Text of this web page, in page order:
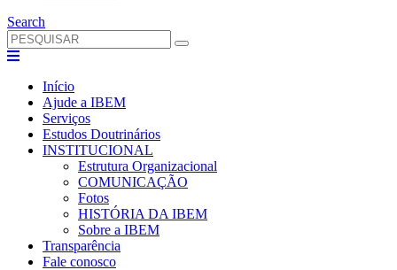
Search
Início
Ajude a IBEM
Serviços
Estudos Doutrinários
INSTITUCIONAL
Estrutura Organizacional
COMUNICAÇÃO
Fotos
HISTÓRIA DA IBEM
Sobre a IBEM
Transparência
Fale conosco